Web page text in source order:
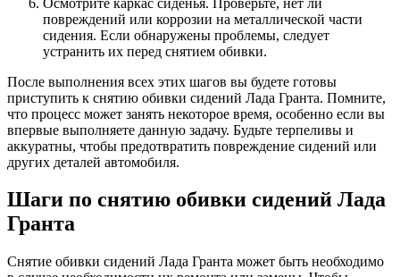
повреждений или коррозии на металлической части
сидения. Если обнаружены проблемы, следует
устранить их перед снятием обивки.
После выполнения всех этих шагов вы будете готовы
приступить к снятию обивки сидений Лада Гранта. Помните,
что процесс может занять некоторое время, особенно если вы
впервые выполняете данную задачу. Будьте терпеливы и
аккуратны, чтобы предотвратить повреждение сидений или
других деталей автомобиля.
Шаги по снятию обивки сидений Лада
Гранта
Снятие обивки сидений Лада Гранта может быть необходимо